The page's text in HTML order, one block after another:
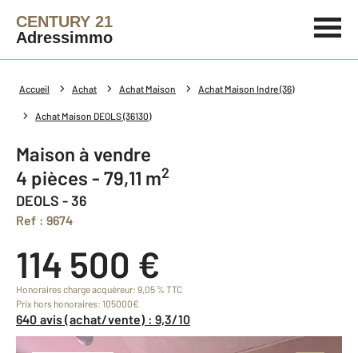
CENTURY 21
Adressimmo
Accueil Achat Achat Maison Achat Maison Indre (36)
Achat Maison DEOLS (36130)
Maison à vendre
4 pièces - 79,11 m2
DEOLS - 36
Ref : 9674
114 500 €
Honoraires charge acquéreur: 9,05 % TTC
Prix hors honoraires: 105000€
640 avis (achat/vente) : 9,3/10